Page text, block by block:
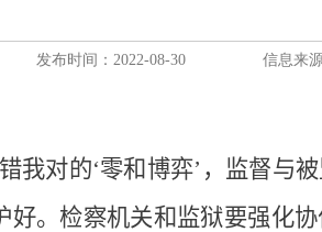
发布时间：2022-08-30 信息来源
我对的‘零和博弈’， 监督与
。 检察机关和监狱要强化